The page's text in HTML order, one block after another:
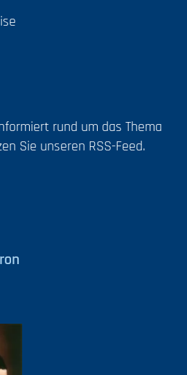
rund um das Thema
Sie unseren RSS-Feed.